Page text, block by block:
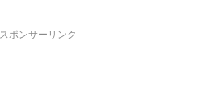
スポンサーリンク